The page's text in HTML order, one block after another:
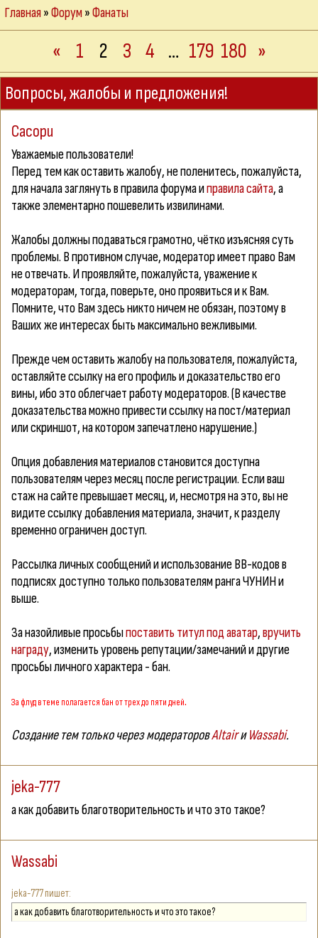
Главная»Форум»Фанаты
« 1 2 3 4 … 179 180 »
Вопросы, жалобы и предложения!
Сасорu
Уважаемые пользователи!
Перед тем как оставить жалобу, не поленитесь, пожалуйста,
для начала заглянуть в правила форума иправила сайта, а
также элементарно пошевелить извилинами.
Жалобы должны подаваться грамотно, чётко изъясняя суть
проблемы. В противном случае, модератор имеет право Вам
не отвечать. И проявляйте, пожалуйста, уважение к
модераторам, тогда, поверьте, оно проявиться и к Вам.
Помните, что Вам здесь никто ничем не обязан, поэтому в
Ваших же интересах быть максимально вежливыми.
Прежде чем оставить жалобу на пользователя, пожалуйста,
оставляйте ссылку на его профиль и доказательство его
вины, ибо это облегчает работу модераторов. (В качестве
доказательства можно привести ссылку на пост/материал
или скриншот, на котором запечатлено нарушение.)
Опция добавления материалов становится доступна
пользователям через месяц после регистрации. Если ваш
стаж на сайте превышает месяц, и, несмотря на это, вы не
видите ссылку добавления материала, значит, к разделу
временно ограничен доступ.
Рассылка личных сообщений и использование ВВ-кодов в
подписях доступно только пользователям ранга ЧУНИН и
выше.
За назойливые просьбыпоставить титул под аватар,вручить
награду, изменить уровень репутации/замечаний и другие
просьбы личного характера - бан.
За флуд в теме полагается бан от трех до пяти дней.
Создание тем только через модераторовAltairиWassabi.
jeka-777
а как добавить благотворительность и что это такое?
Wassabi
jeka-777
а как добавить благотворительность и что это такое?